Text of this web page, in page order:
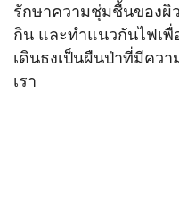
รักษาความชุ่มชื้นของ
กิน และทำแนวกันไฟเพื่
เดินธงเป็นผืนป่าที่มีคว
เรา